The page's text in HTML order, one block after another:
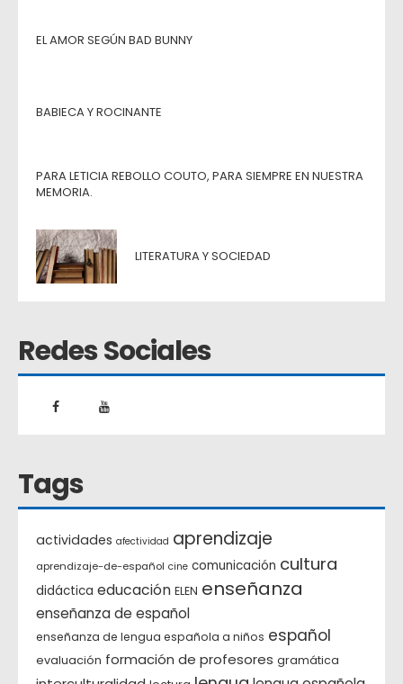
EL AMOR SEGÚN BAD BUNNY
BABIECA Y ROCINANTE
PARA LETICIA REBOLLO COUTO, PARA SIEMPRE EN NUESTRA
MEMORIA.
LITERATURA Y SOCIEDAD
Redes Sociales
Tags
actividades afectividad aprendizaje
aprendizaje-de-español cine comunicación cultura
didáctica educación ELEN enseñanza
enseñanza de español
enseñanza de lengua española a niños español
evaluación formación de profesores gramática